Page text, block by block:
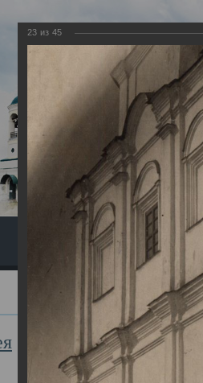
Экскурсия
Главная
23 из 45